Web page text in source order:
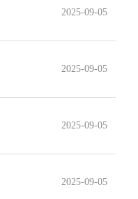
2025-09-05
2025-09-05
2025-09-05
2025-09-05